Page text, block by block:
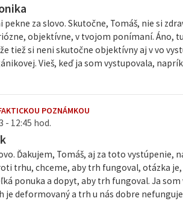
pekne za slovo. Skutočne, Tomáš, nie si
objektívne, v tvojom ponímaní. Áno,
tiež si neni skutočne objektívny aj v vo
Vieš, keď ja som vystupovala,
POZNÁMKOU
- 12:45 hod.
Ďakujem, Tomáš, aj za toto vystúpenie,
trhu, chceme, aby trh fungoval, otázka
ponuka a dopyt, aby trh fungoval. Ja
je deformovaný a trh u nás dobre